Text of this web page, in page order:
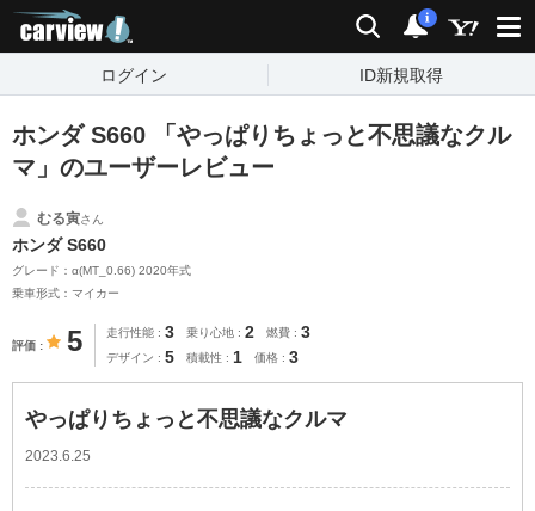
検索 通知
i
ログイン ID新規取得
ホンダ S660 「やっぱりちょっと不思議なクル
マ」のユーザーレビュー
むる寅さん
ホンダ S660
グレード：α(MT_0.66) 2020年式
乗車形式：マイカー
評価 5 走行性能 3 乗り心地 2 燃費 3
デザイン 5 積載性 1 価格 3
やっぱりちょっと不思議なクルマ
2023.6.25